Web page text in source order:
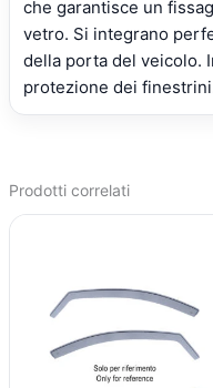
che garantisce un
vetro. Si integrano
della porta del veicolo.
protezione dei
Prodotti correlati
€73,81.